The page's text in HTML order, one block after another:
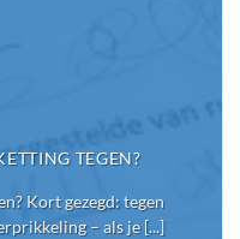
TEGEN?
Kort gezegd: tegen
– als je [...]